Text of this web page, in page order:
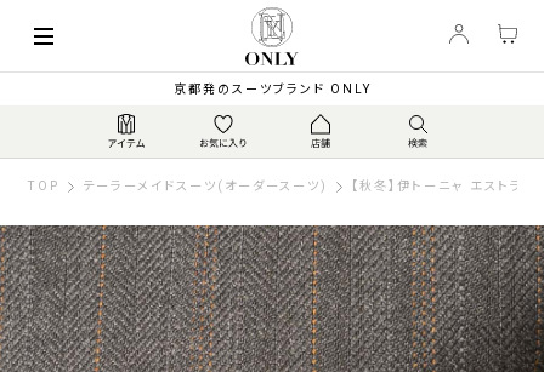
京都発のスーツブランド ONLY
TOP テーラーメイドスーツ(オーダースーツ) 【秋冬】伊トーニャ エストラ